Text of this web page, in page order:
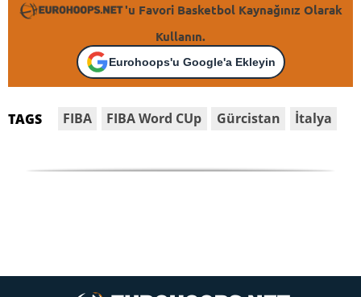
'u Favori Basketbol Kaynağınız Olarak
Kullanın.
Eurohoops'u Google'a Ekleyin
TAGS FIBA FIBA Word CUp Gürcistan İtalya